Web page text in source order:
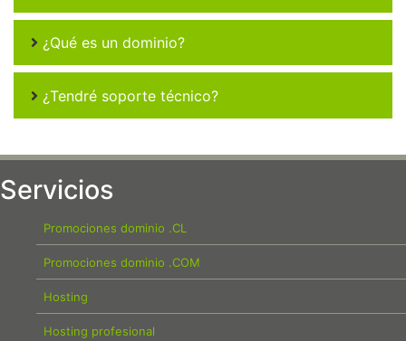
¿Qué es un dominio?
¿Tendré soporte técnico?
Servicios
Promociones dominio .CL
Promociones dominio .COM
Hosting
Hosting profesional